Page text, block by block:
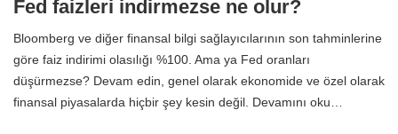
Fed faizleri indirmezse ne olur?
Bloomberg ve diğer finansal bilgi sağlayıcılarının son tahminlerine
göre faiz indirimi olasılığı %100. Ama ya Fed oranları
düşürmezse? Devam edin, genel olarak ekonomide ve özel olarak
finansal piyasalarda hiçbir şey kesin değil. Devamını oku…